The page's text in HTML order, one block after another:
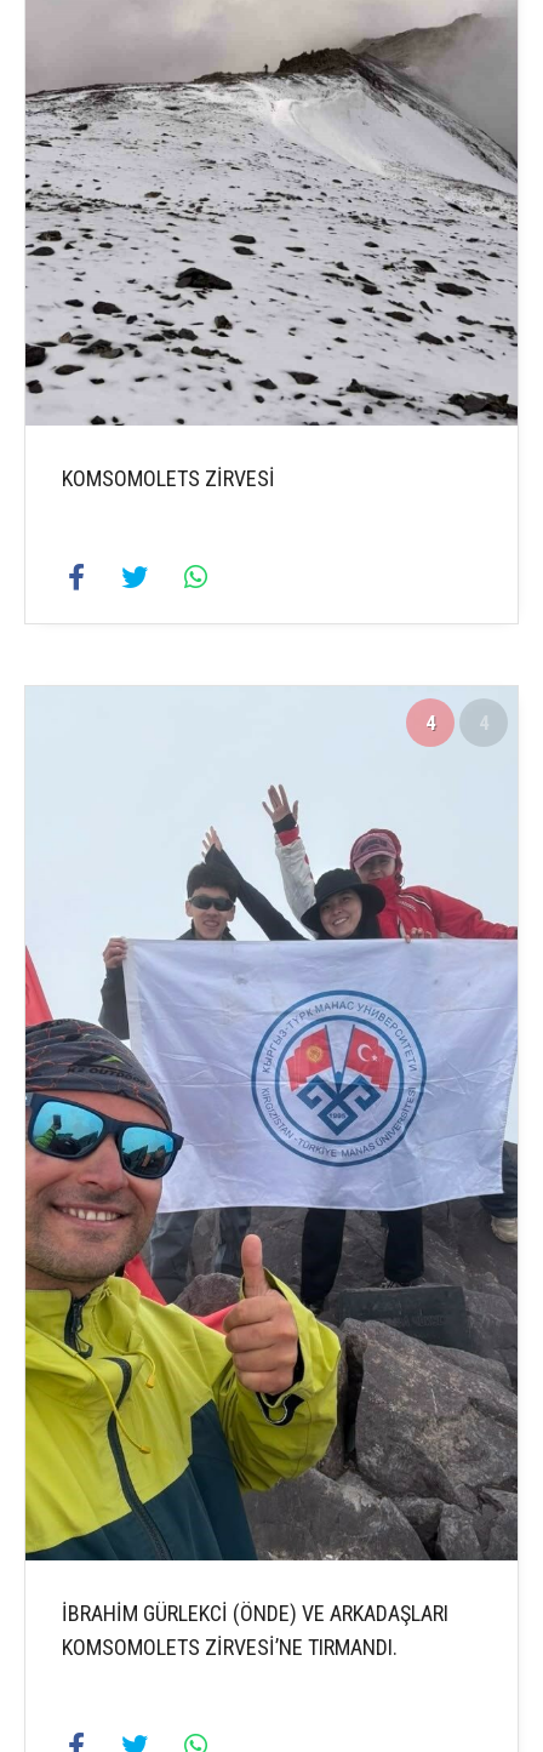
KOMSOMOLETS ZİRVESİ
4 4
İBRAHİM GÜRLEKCİ (ÖNDE) VE ARKADAŞLARI
KOMSOMOLETS ZİRVESİ’NE TIRMANDI.